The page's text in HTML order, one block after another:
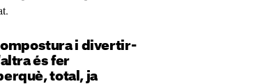
i divertir-
és fer
total, ja